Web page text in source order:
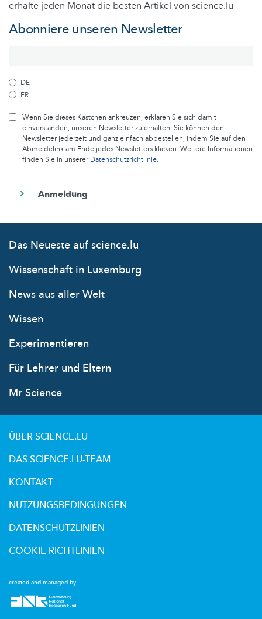
erhalte jeden Monat die besten Artikel von science.lu
Abonniere unseren Newsletter
DE
FR
Wenn Sie dieses Kästchen ankreuzen, erklären Sie sich damit
einverstanden, unseren Newsletter zu erhalten. Sie können den
Newsletter jederzeit und ganz einfach abbestellen, indem Sie auf den
Abmeldelink am Ende jedes Newsletters klicken. Weitere Informationen
finden Sie in unsererDatenschutzrichtlinie.
Das Neueste auf science.lu
Wissenschaft in Luxemburg
News aus aller Welt
Wissen
Experimentieren
Für Lehrer und Eltern
Mr Science
created and managed by
ÜBER SCIENCE.LU
DAS SCIENCE.LU-TEAM
KONTAKT
NUTZUNGSBEDINGUNGEN
DATENSCHUTZLINIEN
COOKIE RICHTLINIEN